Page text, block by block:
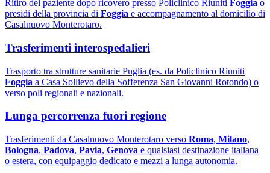
Ritiro del paziente dopo ricovero presso Policlinico Riuniti Foggia o
presidi della provincia di Foggia e accompagnamento al domicilio di
Casalnuovo Monterotaro.
Trasferimenti interospedalieri
Trasporto tra strutture sanitarie Puglia (es. da Policlinico Riuniti
Foggia a Casa Sollievo della Sofferenza San Giovanni Rotondo) o
verso poli regionali e nazionali.
Lunga percorrenza fuori regione
Trasferimenti da Casalnuovo Monterotaro verso Roma, Milano,
Bologna, Padova, Pavia, Genova e qualsiasi destinazione italiana
o estera, con equipaggio dedicato e mezzi a lunga autonomia.